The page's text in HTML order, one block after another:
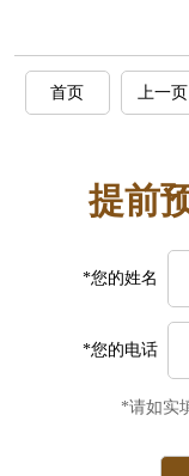
首页 上一页
提前
*您的姓名
*您的电话
*请如实